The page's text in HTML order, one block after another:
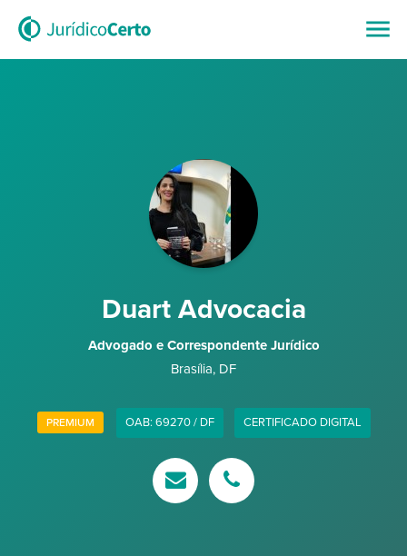
Duart Advocacia
Advogado e Correspondente Jurídico
Brasília, DF
PREMIUM OAB: 69270 / DF CERTIFICADO DIGITAL